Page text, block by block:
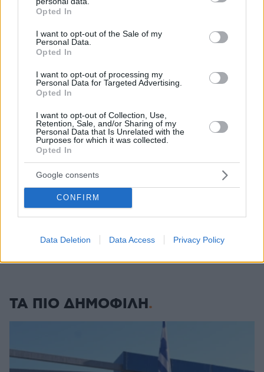
grant or deny consent to Google and its third-party tags to
use your data for below specified purposes in below Google
consent section.
Opted In
I want to opt-out of the Sale of my
Personal Data.
Opted In
I want to opt-out of processing my
Personal Data for Targeted Advertising.
Opted In
I want to opt-out of Collection, Use,
Retention, Sale, and/or Sharing of my
Personal Data that Is Unrelated with the
Purposes for which it was collected.
Opted In
Google consents
CONFIRM
Data Deletion Data Access Privacy Policy
παρατηρήσετε στην επιδερμίδα σας
πριν 23 λεπτά
Ο πλήρης οδηγός
πριν 23 λεπτά
βουτιές του καλοκαιριού
πριν 33 λεπτά
Πέθανε κτηνοτρόφος στη Λέσβο μετά τη θανάτωση του
κοπαδιού του λόγω αφθώδους πυρετού
πριν 36 λεπτά
Η Νικόλ Κίντμαν ανέβασε φωτογραφίες από τα
παρασκήνια του «Practical Magic 2» λίγο πριν από την
πολυαναμενόμενη πρεμιέρα
πριν 37 λεπτά
ΤΑ ΠΙΟ ΔΗΜΟΦΙΛΗ